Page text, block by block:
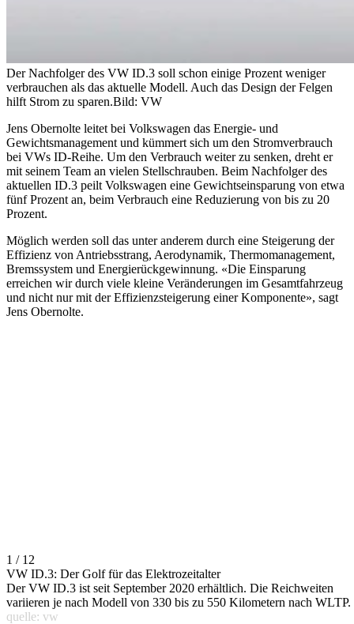
Der Nachfolger des VW ID.3 soll schon einige Prozent weniger
verbrauchen als das aktuelle Modell. Auch das Design der Felgen
hilft Strom zu sparen.Bild: VW
Jens Obernolte leitet bei Volkswagen das Energie- und
Gewichtsmanagement und kümmert sich um den Stromverbrauch
bei VWs ID-Reihe. Um den Verbrauch weiter zu senken, dreht er
mit seinem Team an vielen Stellschrauben. Beim Nachfolger des
aktuellen ID.3 peilt Volkswagen eine Gewichtseinsparung von etwa
fünf Prozent an, beim Verbrauch eine Reduzierung von bis zu 20
Prozent.
Möglich werden soll das unter anderem durch eine Steigerung der
Effizienz von Antriebsstrang, Aerodynamik, Thermomanagement,
Bremssystem und Energierückgewinnung. «Die Einsparung
erreichen wir durch viele kleine Veränderungen im Gesamtfahrzeug
und nicht nur mit der Effizienzsteigerung einer Komponente», sagt
Jens Obernolte.
1 / 12
VW ID.3: Der Golf für das Elektrozeitalter
Der VW ID.3 ist seit September 2020 erhältlich. Die Reichweiten
variieren je nach Modell von 330 bis zu 550 Kilometern nach WLTP.
quelle: vw